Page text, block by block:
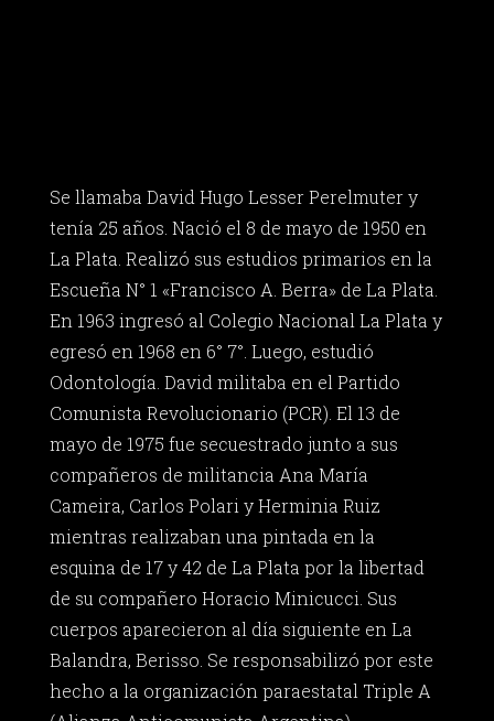
Se llamaba David Hugo Lesser Perelmuter y
tenía 25 años. Nació el 8 de mayo de 1950 en
La Plata. Realizó sus estudios primarios en la
Escueña N° 1 «Francisco A. Berra» de La Plata.
En 1963 ingresó al Colegio Nacional La Plata y
egresó en 1968 en 6° 7°. Luego, estudió
Odontología. David militaba en el Partido
Comunista Revolucionario (PCR). El 13 de
mayo de 1975 fue secuestrado junto a sus
compañeros de militancia Ana María
Cameira, Carlos Polari y Herminia Ruiz
mientras realizaban una pintada en la
esquina de 17 y 42 de La Plata por la libertad
de su compañero Horacio Minicucci. Sus
cuerpos aparecieron al día siguiente en La
Balandra, Berisso. Se responsabilizó por este
hecho a la organización paraestatal Triple A